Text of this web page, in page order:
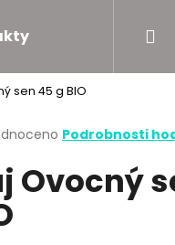
Podporujeme
sen 45 g BIO
Podrobnosti
Ovocný